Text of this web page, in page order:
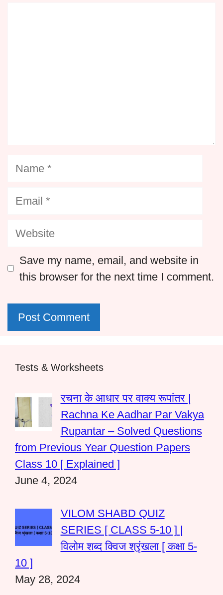
Name
Email
Website
Save my name, email, and website in
this browser for the next time I comment.
Tests & Worksheets
रचना के आधार पर वाक्य रूपांतर |
Rachna Ke Aadhar Par Vakya
Rupantar – Solved Questions
from Previous Year Question Papers
Class 10 [ Explained ]
June 4, 2024
VILOM SHABD QUIZ
SERIES [ CLASS 5-10 ] |
विलोम शब्द क्विज श्रृंखला [ कक्षा 5-
10 ]
May 28, 2024